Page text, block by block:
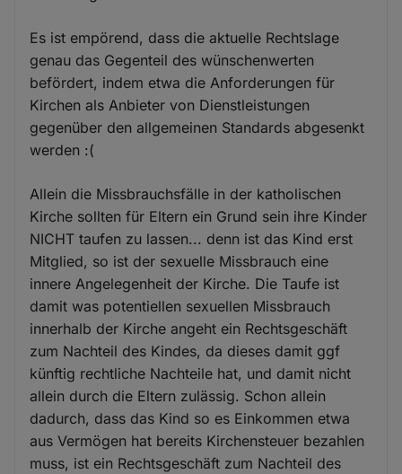
Es ist empörend, dass die aktuelle Rechtslage
genau das Gegenteil des wünschenwerten
befördert, indem etwa die Anforderungen für
Kirchen als Anbieter von Dienstleistungen
gegenüber den allgemeinen Standards abgesenkt
werden :(
Allein die Missbrauchsfälle in der katholischen
Kirche sollten für Eltern ein Grund sein ihre Kinder
NICHT taufen zu lassen... denn ist das Kind erst
Mitglied, so ist der sexuelle Missbrauch eine
innere Angelegenheit der Kirche. Die Taufe ist
damit was potentiellen sexuellen Missbrauch
innerhalb der Kirche angeht ein Rechtsgeschäft
zum Nachteil des Kindes, da dieses damit ggf
künftig rechtliche Nachteile hat, und damit nicht
allein durch die Eltern zulässig. Schon allein
dadurch, dass das Kind so es Einkommen etwa
aus Vermögen hat bereits Kirchensteuer bezahlen
muss, ist ein Rechtsgeschäft zum Nachteil des